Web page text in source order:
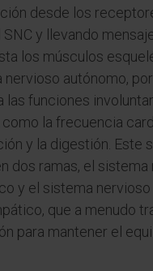
desde los
SNC y llevando
los músculos
nervioso autónomo,
las funciones
la frecuencia
y la digestión. Este
dos ramas, el sistema
y el sistema nervioso
que a menudo
para mantener el